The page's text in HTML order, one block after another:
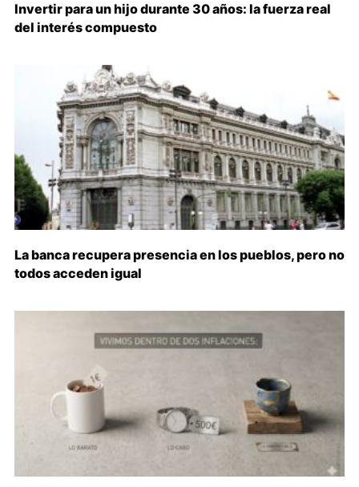
Invertir para un hijo durante 30 años: la fuerza real
del interés compuesto
La banca recupera presencia en los pueblos, pero no
todos acceden igual